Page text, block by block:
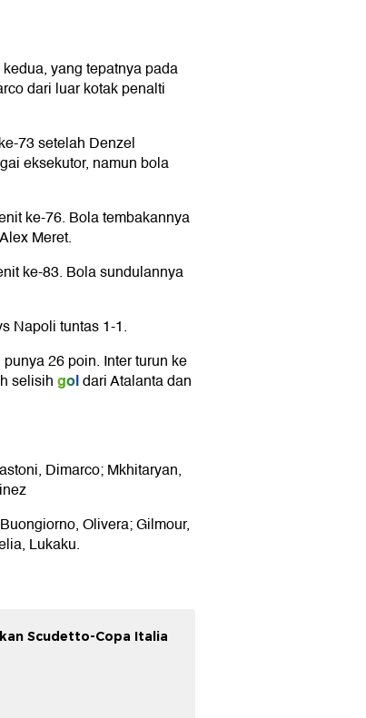
yang tepatnya pada
dari luar kotak penalti
73 setelah Denzel
eksekutor, namun bola
ke-76. Bola tembakannya
Meret.
ke-83. Bola sundulannya
Napoli tuntas 1-1.
26 poin. Inter turun ke
selisihgoldari Atalanta dan
Dimarco; Mkhitaryan,
Olivera; Gilmour,
Lukaku.
Scudetto-Copa Italia